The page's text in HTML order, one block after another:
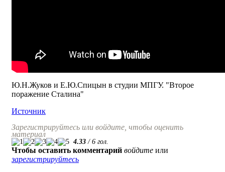
Ю.Н.Жуков и Е.Ю.Спицын в студии МПГУ. "Второе
поражение Сталина"
Источник
Зарегистрируйтесь или войдите, чтобы оценить
материал
4.33 / 6 гол.
Чтобы оставить комментарий войдите или
зарегистрируйтесь